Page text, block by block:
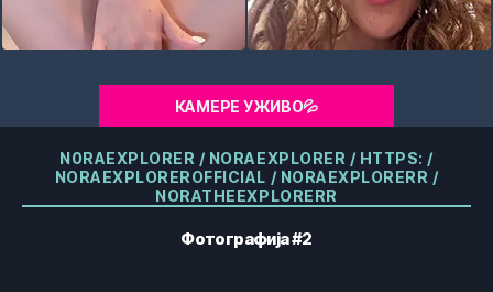
КАМЕРЕ УЖИВО💦
Категорије
N0RAEXPLORER / NORAEXPLORER / HTTPS: /
NORAEXPLOREROFFICIAL / NORAEXPLORERR /
NORATHEEXPLORERR
Фотографија #2